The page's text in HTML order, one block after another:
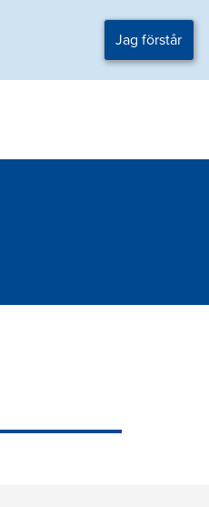
Jag förstår